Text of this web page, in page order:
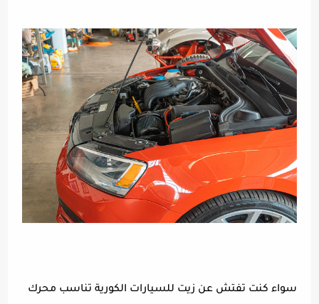
سواء كنت تفتش عن زيت للسيارات الكورية تناسب محرك